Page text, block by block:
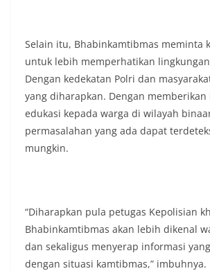
Selain itu, Bhabinkamtibmas meminta
untuk lebih memperhatikan
Dengan kedekatan Polri dan
yang diharapkan. Dengan
edukasi kepada warga di wilayah
permasalahan yang ada dapat
mungkin.
“Diharapkan pula petugas Kepolisian
Bhabinkamtibmas akan lebih dikenal
dan sekaligus menyerap informasi
dengan situasi kamtibmas,” imbuhnya.